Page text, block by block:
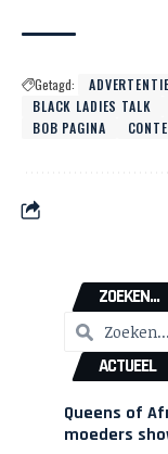
Getagd:
BLACK LADIES TALK
BOB PAGINA
ZOEKEN...
ACTUEEL
Queens of
moeders